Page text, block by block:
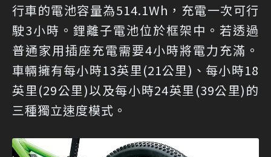
行車的電池容量為514.1Wh，充電一次可行
駛3小時。鋰離子電池位於框架中。若透過
普通家用插座充電需要4小時將電力充滿。
車輛擁有每小時13英里(21公里)、每小時18
英里(29公里)以及每小時24英里(39公里)的
三種獨立速度模式。